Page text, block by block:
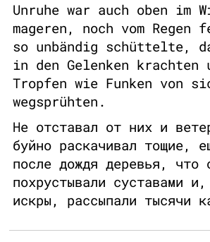
Unruhe war auch oben im
mageren, noch vom Regen
so unbändig schüttelte,
in den Gelenken krachten
Tropfen wie Funken von
wegsprühten.
Не отставал от них и
буйно раскачивал тощие,
после дождя деревья, что
похрустывали суставами
искры, рассыпали тысячи